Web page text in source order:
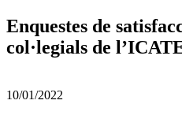
Enquestes de
col·legials de
10/01/2022